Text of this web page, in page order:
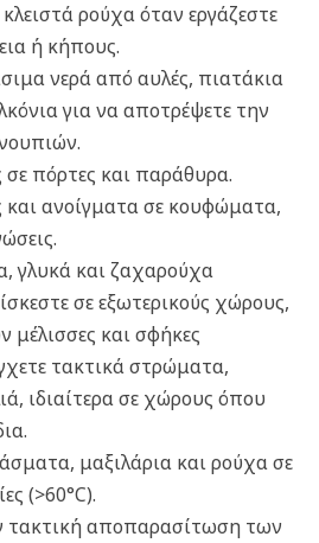
ρούχα όταν εργάζεστε
ή κήπους.
νερά από αυλές, πιατάκια
για να αποτρέψετε την
σε πόρτες και παράθυρα.
και ανοίγματα σε κουφώματα,
γλυκά και ζαχαρούχα
σε εξωτερικούς χώρους,
μέλισσες και σφήκες
τακτικά στρώματα,
ιδιαίτερα σε χώρους όπου
μαξιλάρια και ρούχα σε
(>60°C).
τακτική αποπαρασίτωση των